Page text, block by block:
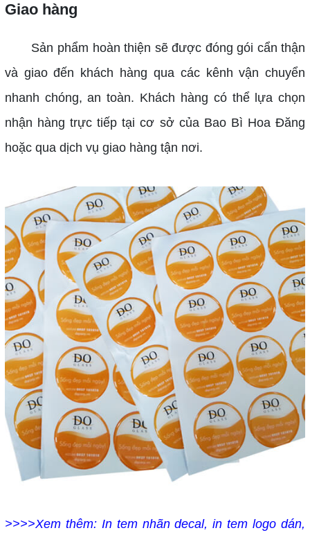
Giao hàng
Sản phẩm hoàn thiện sẽ được đóng gói cẩn thận
và giao đến khách hàng qua các kênh vận chuyển
nhanh chóng, an toàn. Khách hàng có thể lựa chọn
nhận hàng trực tiếp tại cơ sở của Bao Bì Hoa Đăng
hoặc qua dịch vụ giao hàng tận nơi.
>>>>Xem thêm: In tem nhãn decal, in tem logo dán,